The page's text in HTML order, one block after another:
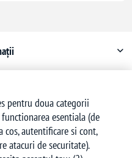
pentru doua categorii
esentiala (de
cos, autentificare si cont,
atacuri de securitate).